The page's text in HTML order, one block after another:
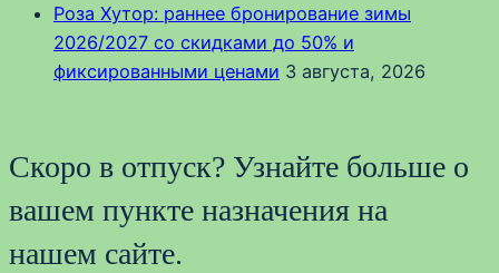
Роза Хутор: раннее бронирование зимы
2026/2027 со скидками до 50% и
фиксированными ценами 3 августа, 2026
Скоро в отпуск? Узнайте больше о
вашем пункте назначения на
нашем сайте.